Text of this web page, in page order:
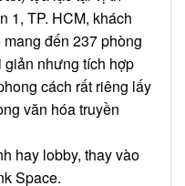
1, TP. HCM, khách
đến 237 phòng
giản nhưng tích hợp
cách rất riêng lấy
văn hóa truyền
hay lobby, thay vào
Space.